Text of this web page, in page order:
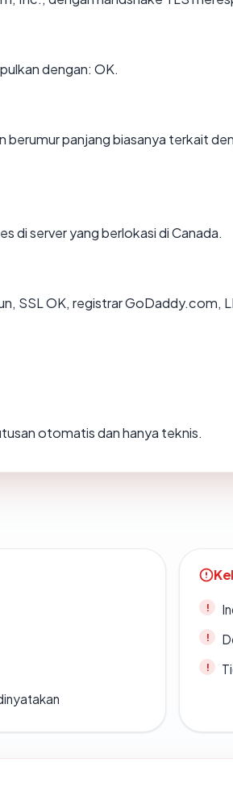
dengan: OK.
panjang biasanya terkait
di server yang berlokasi di Canada.
SSL OK, registrar GoDaddy.com,
otomatis dan hanya teknis.